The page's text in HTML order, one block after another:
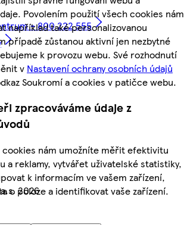
Povolením použití všech cookies nám
například také personalizovanou
případě zůstanou aktivní jen nezbytné
k provozu webu. Své rozhodnutí
v Nastavení ochrany osobních údajů
Soukromí a cookies v patičce webu.
zpracováváme údaje z
cookies nám umožníte měřit efektivitu
a reklamy, vytvářet uživatelské statistiky,
k informacím ve vašem zařízení,
o poloze a identifikovat vaše zařízení.
- 800 222 555
2026